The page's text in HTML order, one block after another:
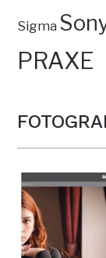
Sigma
PRAXE